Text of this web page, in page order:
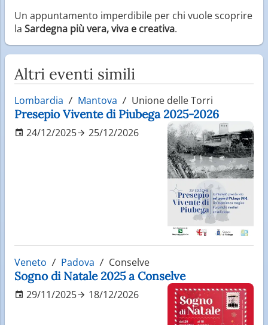
Un appuntamento imperdibile per chi vuole scoprire
la Sardegna più vera, viva e creativa.
Altri eventi simili
Lombardia Mantova Unione delle Torri
Presepio Vivente di Piubega 2025-2026
24/12/2025 25/12/2026
Veneto Padova Conselve
Sogno di Natale 2025 a Conselve
29/11/2025 18/12/2026